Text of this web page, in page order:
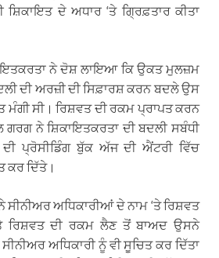
ਦੇ ਅਧਾਰ ‘ਤੇ ਗ੍ਰਿਫ਼ਤਾਰ ਕੀਤਾ
ਨੇ ਦੋਸ਼ ਲਾਇਆ ਕਿ ਉਕਤ ਮੁਲਜ਼ਮ
ਦੀ ਅਰਜ਼ੀ ਦੀ ਸਿਫ਼ਾਰਸ਼ ਕਰਨ ਬਦਲੇ ਉਸ
ਮੰਗੀ ਸੀ। ਰਿਸ਼ਵਤ ਦੀ ਰਕਮ ਪ੍ਰਾਪਤ ਕਰਨ
ਗਰਗ ਨੇ ਸ਼ਿਕਾਇਤਕਰਤਾ ਦੀ ਬਦਲੀ ਸਬੰਧੀ
ਦੀ ਪ੍ਰੋਸੀਡਿੰਗ ਬੁੱਕ ਅੱਜ ਦੀ ਐਂਟਰੀ ਵਿੱਚ
ਕਰ ਦਿੱਤੇ।
ਅਧਿਕਾਰੀਆਂ ਦੇ ਨਾਮ ‘ਤੇ ਰਿਸ਼ਵਤ
ਰਿਸ਼ਵਤ ਦੀ ਰਕਮ ਲੈਣ ਤੋਂ ਬਾਅਦ ਉਸਨੇ
ਅਧਿਕਾਰੀ ਨੂੰ ਵੀ ਸੂਚਿਤ ਕਰ ਦਿੱਤਾ